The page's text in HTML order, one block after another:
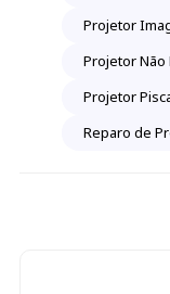
Projetor
Projetor Não
Projetor
Reparo de